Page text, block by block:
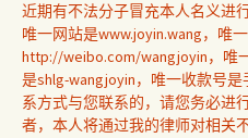
近期有不法分子冒充本人名义进
唯一网站是www.joyin.wang，唯
http://weibo.com/wangjoyin，唯
是shlg-wangjoyin，唯一收款号是
系方式与您联系的，请您务必进
者，本人将通过我的律师对相关